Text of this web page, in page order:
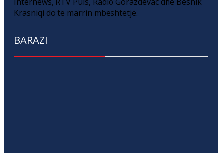
Krasniqi do të marrin mbështetje.
BARAZI